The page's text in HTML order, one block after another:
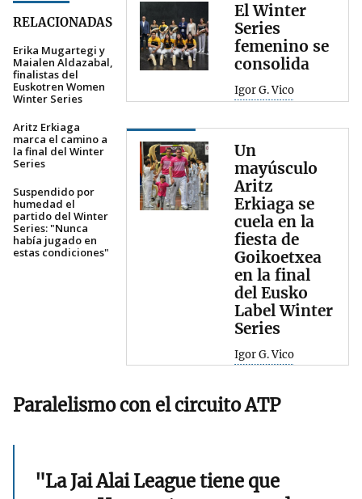
RELACIONADAS
Erika Mugartegi y
Maialen Aldazabal,
finalistas del
Euskotren Women
Winter Series
Aritz Erkiaga
marca el camino a
la final del Winter
Series
Suspendido por
humedad el
partido del Winter
Series: "Nunca
había jugado en
estas condiciones"
El Winter
Series
femenino se
consolida
Igor G. Vico
Un
mayúsculo
Aritz
Erkiaga se
cuela en la
fiesta de
Goikoetxea
en la final
del Eusko
Label Winter
Series
Igor G. Vico
Paralelismo con el circuito ATP
"La Jai Alai League tiene que